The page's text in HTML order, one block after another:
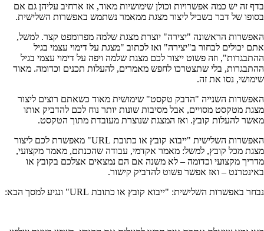
בדף זה יש כמה אפשרויות וכולן שימושיות מאוד, אז ארחיב עליהן גם אם
בסופו של דבר בשביל ליצור מצגת ממאמר נשתמש באפשרות השלישית.
האפשרות הראשונה "יצירה" יוצרת מצגת שלמה מפרומפט קצר. למשל,
אתם יכולים לבחור ב"יצירה" ואז לכתוב "מצגת על דימוי עצמי בגיל
ההתבגרות", וזה פשוט ייצור לכם מצגת שלמה ויפה על דימוי עצמי בגיל
ההתבגרות, בלי שתצטרכו לחפש מאמרים, להעלות תכנים וכדומה. מאוד
שימושי, נסו את זה.
האפשרות השנייה "הדבק טקסט" שימושית מאוד כשאתם רוצים ליצור
מצגת מטקסט מסויים, אבל מסיבות שונות יותר נוח לכם להדביק אותו
מאשר להעלות קובץ. ואז המצגת שנוצרת מעובדת מתוך הטקסט.
האפשרות השלישית "ייבוא קובץ או כתובת URL" מאפשרת לכם ליצור
מצגת מכל קובץ, למשל: מאמר אקדמי, עבודה שהכנתם, מאמר מקצועי,
מדריך מקצועי וכדומה – לא משנה אם הם נמצאים אצלכם בקובץ או
באינטרנט – ואז אפשר פשוט להדביק קישור.
נבחר באפשרות השלישית: "ייבוא קובץ או כתובת URL" ונגיע למסך הבא: